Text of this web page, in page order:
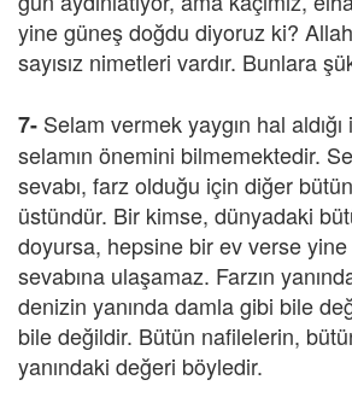
yine güneş doğdu diyoruz ki?
sayısız nimetleri vardır. Bunlara
7- Selam vermek yaygın hal
selamın önemini bilmemektedir.
sevabı, farz olduğu için diğer
üstündür. Bir kimse, dünyadaki
doyursa, hepsine bir ev verse yine
sevabına ulaşamaz. Farzın
denizin yanında damla gibi bile
bile değildir. Bütün nafilelerin,
yanındaki değeri böyledir.